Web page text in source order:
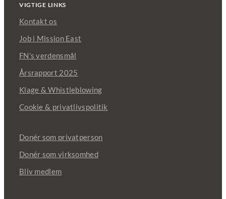
VIGTIGE LINKS
Kontakt os
Job i Mission East
FN’s verdensmål
Årsrapport 2025
Klage & Whistleblowing
Cookie & privatlivspolitik
Donér som privatperson
Donér som virksomhed
Bliv medlem